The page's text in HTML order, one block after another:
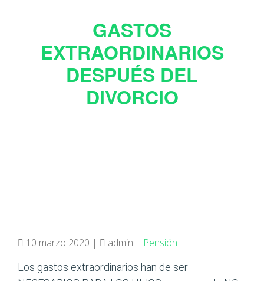
GASTOS
EXTRAORDINARIOS
DESPUÉS DEL
DIVORCIO
10 marzo 2020 | admin | Pensión
Los gastos extraordinarios han de ser